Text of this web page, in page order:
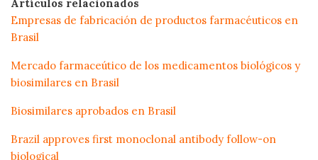
Artículos relacionados
Empresas de fabricación de productos farmacéuticos en
Brasil
Mercado farmaceútico de los medicamentos biológicos y
biosimilares en Brasil
Biosimilares aprobados en Brasil
Brazil approves first monoclonal antibody follow-on
biological